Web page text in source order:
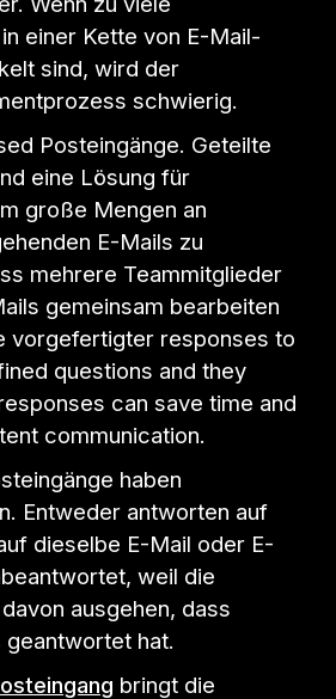
einer Kette von E-Mail-
sind, wird der
schwierig.
Posteingänge. Geteilte
eine Lösung für
große Mengen an
E-Mails zu
mehrere Teammitglieder
gemeinsam bearbeiten
vorgefertigter responses to
questions and they
can save time and
communication.
haben
Entweder antworten auf
dieselbe E-Mail oder E-
weil die
ausgehen, dass
geantwortet hat.
bringt die